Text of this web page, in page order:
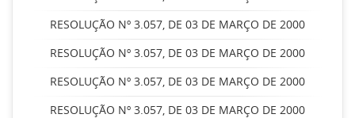
RESOLUÇÃO Nº 3.057, DE 03 DE MARÇO DE 2000
RESOLUÇÃO Nº 3.057, DE 03 DE MARÇO DE 2000
RESOLUÇÃO Nº 3.057, DE 03 DE MARÇO DE 2000
RESOLUÇÃO Nº 3.057, DE 03 DE MARÇO DE 2000